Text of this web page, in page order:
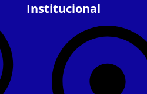
Institucional